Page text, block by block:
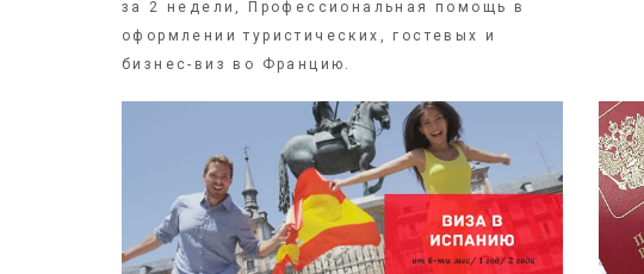
за 2 недели, Профессиональная помощь в
оформлении туристических, гостевых и
бизнес-виз во Францию.
ПОДРОБНЕЕ